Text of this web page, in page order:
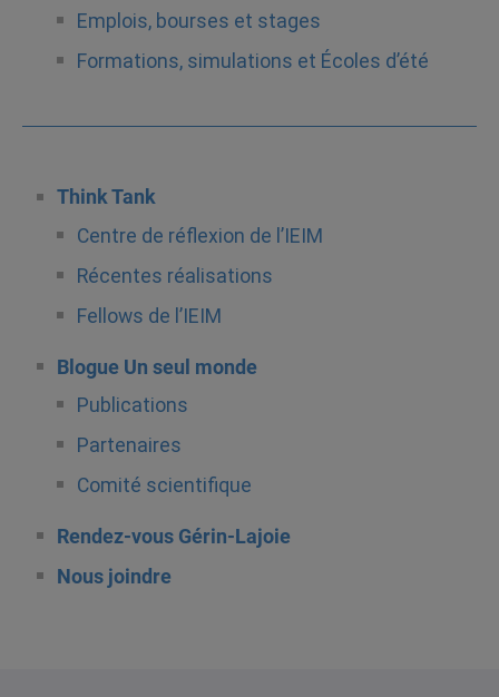
Emplois, bourses et stages
Formations, simulations et Écoles d’été
Think Tank
Centre de réflexion de l’IEIM
Récentes réalisations
Fellows de l’IEIM
Blogue Un seul monde
Publications
Partenaires
Comité scientifique
Rendez-vous Gérin-Lajoie
Nous joindre